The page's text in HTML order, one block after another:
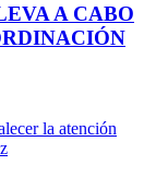
A CABO